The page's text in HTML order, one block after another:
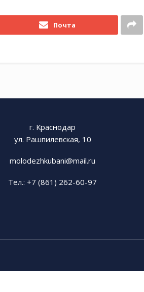
Почта
г. Краснодар
ул. Рашпилевская, 10
molodezhkubani@mail.ru
Тел.: +7 (861) 262-60-97